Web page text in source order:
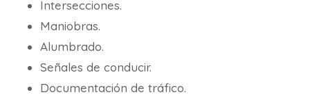
Intersecciones.
Maniobras.
Alumbrado.
Señales de conducir.
Documentación de tráfico.